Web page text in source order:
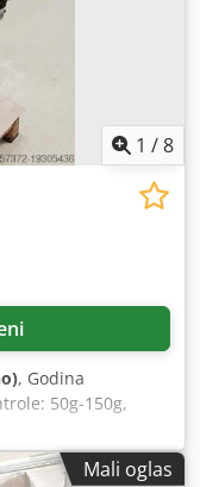
1 /8
, Godina
50g-150g,
čitljivost: 1g,
kadenca: 90rpm,
dostupna.Mali oglas